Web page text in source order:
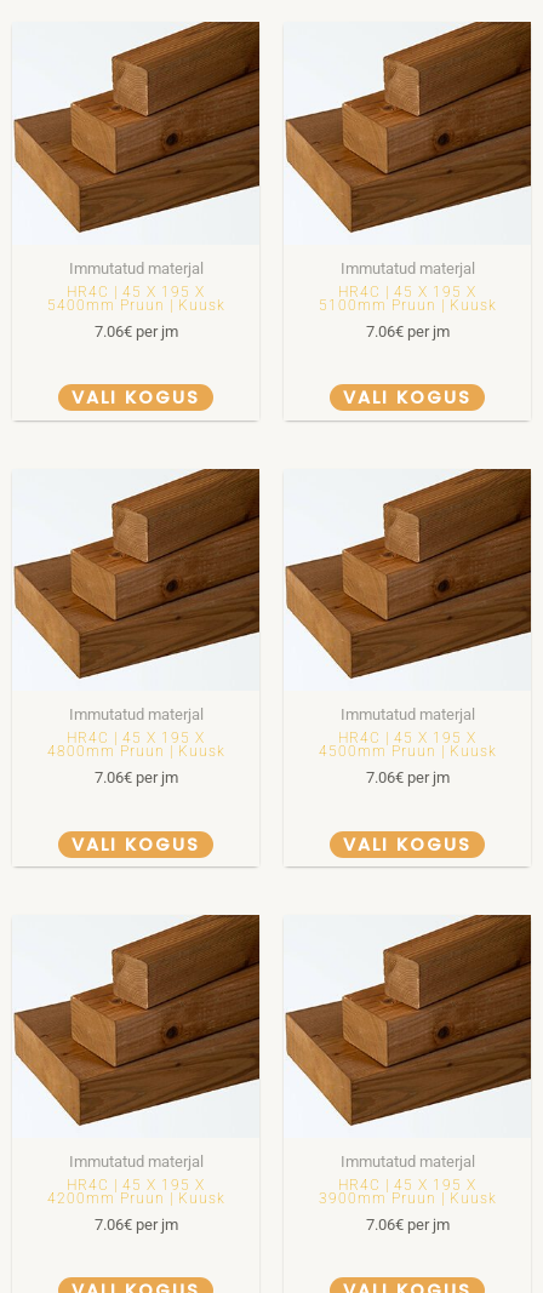
Immutatud materjal
HR4C | 45 X 195 X
5400mm Pruun | Kuusk
7.06€per jm
VALI KOGUS
Immutatud materjal
HR4C | 45 X 195 X
5100mm Pruun | Kuusk
7.06€per jm
VALI KOGUS
Immutatud materjal
HR4C | 45 X 195 X
4800mm Pruun | Kuusk
7.06€per jm
VALI KOGUS
Immutatud materjal
HR4C | 45 X 195 X
4500mm Pruun | Kuusk
7.06€per jm
VALI KOGUS
Immutatud materjal
HR4C | 45 X 195 X
4200mm Pruun | Kuusk
7.06€per jm
Immutatud materjal
HR4C | 45 X 195 X
3900mm Pruun | Kuusk
7.06€per jm